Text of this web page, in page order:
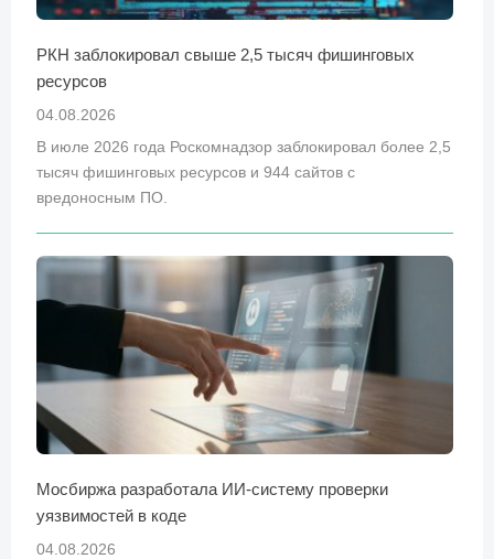
РКН заблокировал свыше 2,5 тысяч фишинговых
ресурсов
04.08.2026
В июле 2026 года Роскомнадзор заблокировал более 2,5
тысяч фишинговых ресурсов и 944 сайтов с
вредоносным ПО.
Мосбиржа разработала ИИ-систему проверки
уязвимостей в коде
04.08.2026